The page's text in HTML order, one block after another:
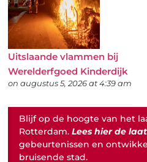
Uitslaande vlammen bij
Werelderfgoed Kinderdijk
on augustus 5, 2026 at 4:39 am
Blijf op de hoogte van het
Rotterdam.Lees hier de
gebeurtenissen en
bruisende stad.